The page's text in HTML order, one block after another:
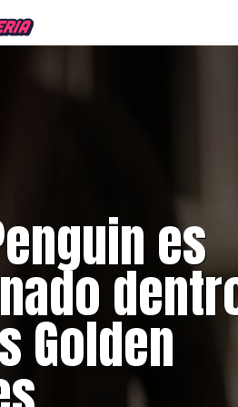
es
Golden